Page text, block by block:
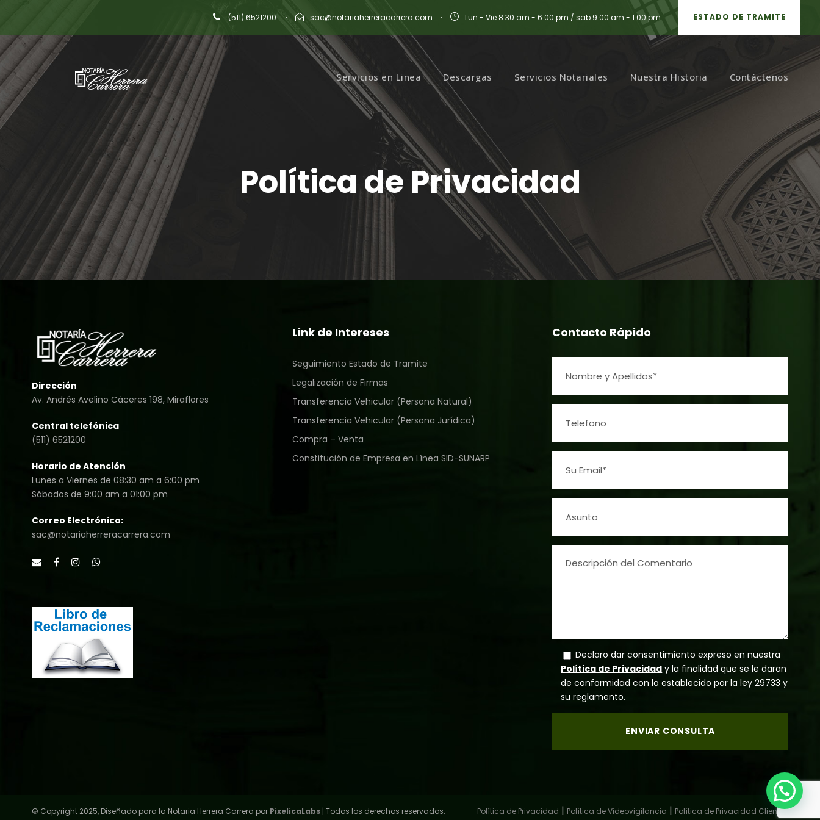
ESTADO DE TRAMITE
(511) 6521200 · sac@notariaherreracarrera.com · Lun - Vie 8:30 am - 6:00 pm / sab 9:00 am - 1:00 pm
Servicios en Linea Descargas Servicios Notariales Nuestra Historia Contáctenos
Política de Privacidad
Dirección
Av. Andrés Avelino Cáceres 198, Miraflores
Central telefónica
(511) 6521200
Horario de Atención
Lunes a Viernes de 08:30 am a 6:00 pm
Sábados de 9:00 am a 01:00 pm
Correo Electrónico:
sac@notariaherreracarrera.com
Link de Intereses
Seguimiento Estado de Tramite
Legalización de Firmas
Transferencia Vehicular (Persona Natural)
Transferencia Vehicular (Persona Jurídica)
Compra – Venta
Constitución de Empresa en Línea SID-SUNARP
Contacto Rápido
Declaro dar consentimiento expreso en nuestra
Política de Privacidad y la finalidad que se le daran
de conformidad con lo establecido por la ley 29733 y
su reglamento.
© Copyright 2025, Diseñado para la Notaria Herrera Carrera por PixelicaLabs | Todos los derechos reservados. Política de Privacidad | Política de Videovigilancia | Política de Privacidad Clientes